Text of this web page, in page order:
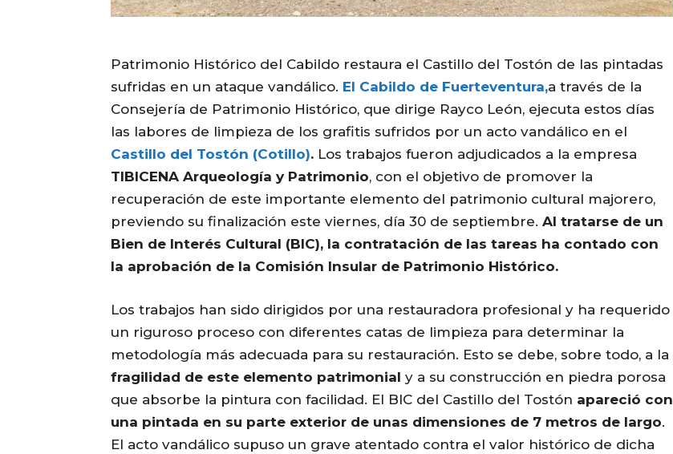
Patrimonio Histórico del Cabildo restaura el Castillo del Tostón de las pintadas
sufridas en un ataque vandálico. El Cabildo de Fuerteventura,a través de la
Consejería de Patrimonio Histórico, que dirige Rayco León, ejecuta estos días
las labores de limpieza de los grafitis sufridos por un acto vandálico en el
Castillo del Tostón (Cotillo). Los trabajos fueron adjudicados a la empresa
TIBICENA Arqueología y Patrimonio, con el objetivo de promover la
recuperación de este importante elemento del patrimonio cultural majorero,
previendo su finalización este viernes, día 30 de septiembre. Al tratarse de un
Bien de Interés Cultural (BIC), la contratación de las tareas ha contado con
la aprobación de la Comisión Insular de Patrimonio Histórico.
Los trabajos han sido dirigidos por una restauradora profesional y ha requerido
un riguroso proceso con diferentes catas de limpieza para determinar la
metodología más adecuada para su restauración. Esto se debe, sobre todo, a la
fragilidad de este elemento patrimonial y a su construcción en piedra porosa
que absorbe la pintura con facilidad. El BIC del Castillo del Tostón apareció con
una pintada en su parte exterior de unas dimensiones de 7 metros de largo.
El acto vandálico supuso un grave atentado contra el valor histórico de dicha